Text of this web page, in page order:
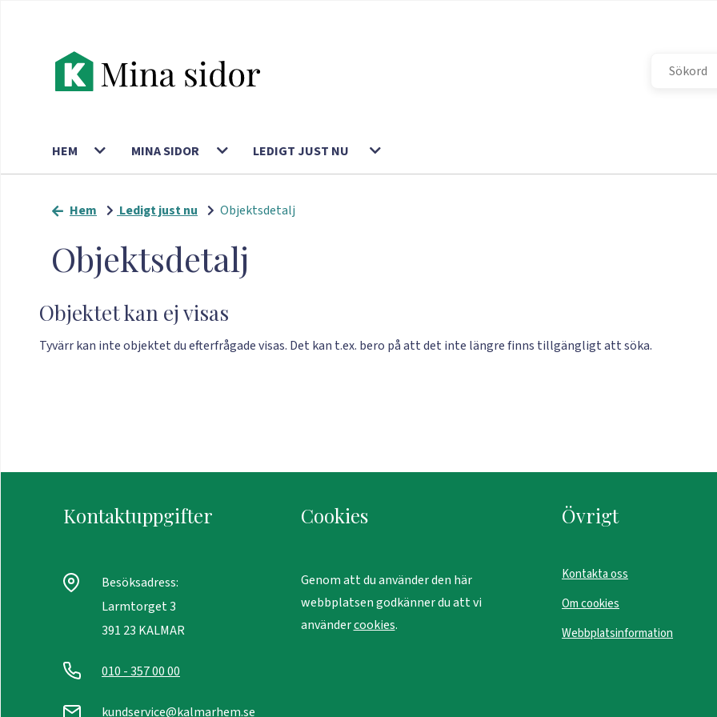
HEM MINA SIDOR LEDIGT JUST NU
Hem Ledigt just nu Objektsdetalj
Objektsdetalj
Objektet kan ej visas
Tyvärr kan inte objektet du efterfrågade visas. Det kan t.ex. bero på att det inte längre finns tillgängligt att söka.
Kontaktuppgifter
Besöksadress:
Larmtorget 3
391 23 KALMAR
010 - 357 00 00
kundservice@kalmarhem.se
Cookies
Genom att du använder den här
webbplatsen godkänner du att vi
användercookies.
Övrigt
Kontakta oss
Om cookies
Webbplatsinformation